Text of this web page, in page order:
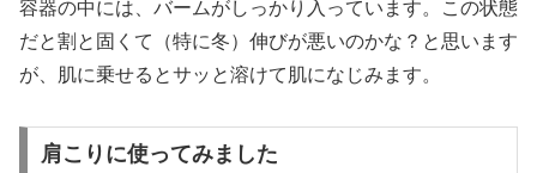
容器の中には、バームがしっかり入っています。この状態
だと割と固くて（特に冬）伸びが悪いのかな？と思います
が、肌に乗せるとサッと溶けて肌になじみます。
肩こりに使ってみました